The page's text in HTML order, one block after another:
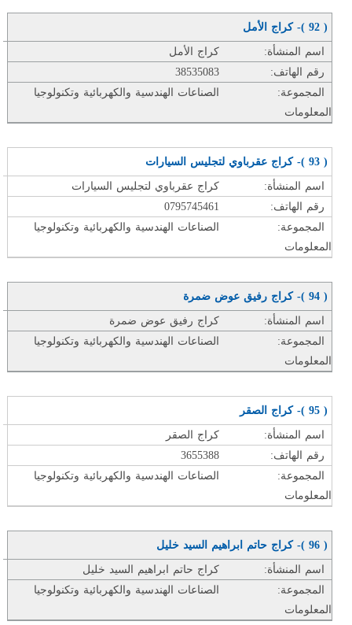
( 92 )- كراج الأمل
اسم المنشأة:
كراج الأمل
رقم الهاتف:
38535083
المجموعة:
الصناعات الهندسية والكهربائية وتكنولوجيا
المعلومات
( 93 )- كراج عقرباوي لتجليس السيارات
اسم المنشأة:
كراج عقرباوي لتجليس السيارات
رقم الهاتف:
0795745461
المجموعة:
الصناعات الهندسية والكهربائية وتكنولوجيا
المعلومات
( 94 )- كراج رفيق عوض ضمرة
اسم المنشأة:
كراج رفيق عوض ضمرة
المجموعة:
الصناعات الهندسية والكهربائية وتكنولوجيا
المعلومات
( 95 )- كراج الصقر
اسم المنشأة:
كراج الصقر
رقم الهاتف:
3655388
المجموعة:
الصناعات الهندسية والكهربائية وتكنولوجيا
المعلومات
( 96 )- كراج حاتم ابراهيم السيد خليل
اسم المنشأة:
كراج حاتم ابراهيم السيد خليل
المجموعة:
الصناعات الهندسية والكهربائية وتكنولوجيا
المعلومات